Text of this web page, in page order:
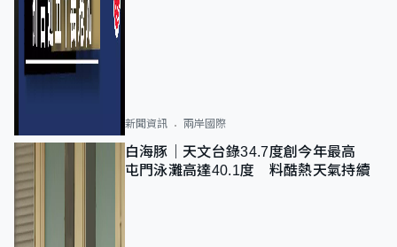
新聞資訊 兩岸國際
白海豚｜天文台錄34.7度創今年最高
屯門泳灘高達40.1度 料酷熱天氣持續